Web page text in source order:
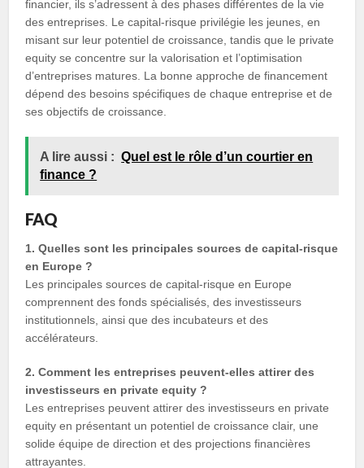
financier, ils s’adressent à des phases différentes de la vie
des entreprises. Le capital-risque privilégie les jeunes, en
misant sur leur potentiel de croissance, tandis que le private
equity se concentre sur la valorisation et l’optimisation
d’entreprises matures. La bonne approche de financement
dépend des besoins spécifiques de chaque entreprise et de
ses objectifs de croissance.
A lire aussi : Quel est le rôle d’un courtier en
finance ?
FAQ
1. Quelles sont les principales sources de capital-risque
en Europe ?
Les principales sources de capital-risque en Europe
comprennent des fonds spécialisés, des investisseurs
institutionnels, ainsi que des incubateurs et des
accélérateurs.
2. Comment les entreprises peuvent-elles attirer des
investisseurs en private equity ?
Les entreprises peuvent attirer des investisseurs en private
equity en présentant un potentiel de croissance clair, une
solide équipe de direction et des projections financières
attrayantes.